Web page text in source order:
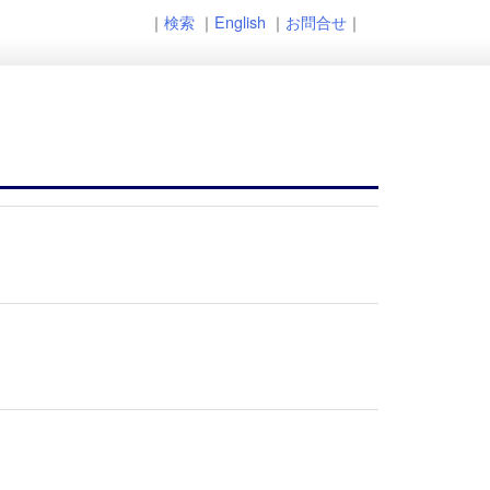
｜ 検索 ｜ English ｜ お問合せ ｜